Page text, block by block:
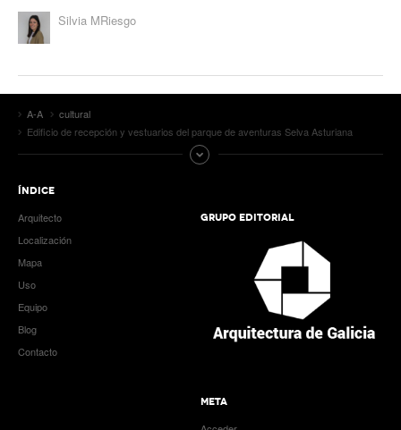
Silvia MRiesgo
A-A
cultural
Edificio de recepción y vestuarios del parque de aventuras Selva Asturiana
ÍNDICE
Arquitecto
Localización
Mapa
Uso
Equipo
Blog
Contacto
GRUPO EDITORIAL
META